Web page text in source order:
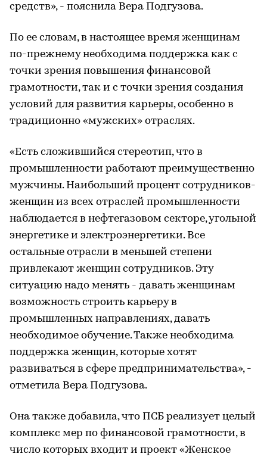
средств», - пояснила Вера Подгузова.
По ее словам, в настоящее время женщинам
по-прежнему необходима поддержка как с
точки зрения повышения финансовой
грамотности, так и с точки зрения создания
условий для развития карьеры, особенно в
традиционно «мужских» отраслях.
«Есть сложившийся стереотип, что в
промышленности работают преимущественно
мужчины. Наибольший процент сотрудников-
женщин из всех отраслей промышленности
наблюдается в нефтегазовом секторе, угольной
энергетике и электроэнергетики. Все
остальные отрасли в меньшей степени
привлекают женщин сотрудников. Эту
ситуацию надо менять - давать женщинам
возможность строить карьеру в
промышленных направлениях, давать
необходимое обучение. Также необходима
поддержка женщин, которые хотят
развиваться в сфере предпринимательства», -
отметила Вера Подгузова.
Она также добавила, что ПСБ реализует целый
комплекс мер по финансовой грамотности, в
число которых входит и проект «Женское